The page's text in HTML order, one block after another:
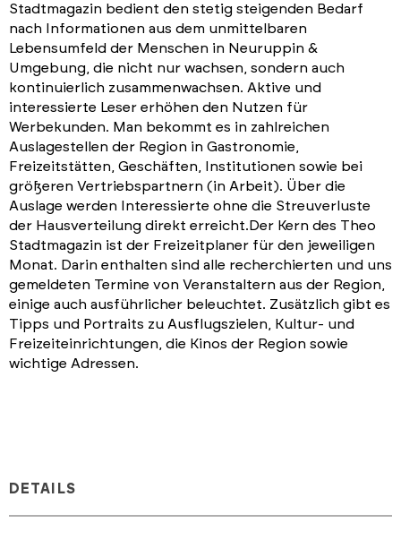
Stadtmagazin bedient den stetig steigenden Bedarf
nach Informationen aus dem unmittelbaren
Lebensumfeld der Menschen in Neuruppin &
Umgebung, die nicht nur wachsen, sondern auch
kontinuierlich zusammenwachsen. Aktive und
interessierte Leser erhöhen den Nutzen für
Werbekunden. Man bekommt es in zahlreichen
Auslagestellen der Region in Gastronomie,
Freizeitstätten, Geschäften, Institutionen sowie bei
größeren Vertriebspartnern (in Arbeit). Über die
Auslage werden Interessierte ohne die Streuverluste
der Hausverteilung direkt erreicht.Der Kern des Theo
Stadtmagazin ist der Freizeitplaner für den jeweiligen
Monat. Darin enthalten sind alle recherchierten und uns
gemeldeten Termine von Veranstaltern aus der Region,
einige auch ausführlicher beleuchtet. Zusätzlich gibt es
Tipps und Portraits zu Ausflugszielen, Kultur- und
Freizeiteinrichtungen, die Kinos der Region sowie
wichtige Adressen.
DETAILS